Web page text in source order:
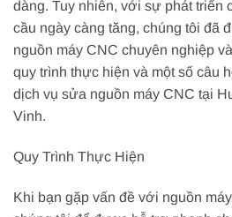
dàng. Tuy nhiên, với sự phát triển
cầu ngày càng tăng, chúng tôi đã
nguồn máy CNC chuyên nghiệp
quy trình thực hiện và một số câu
dịch vụ sửa nguồn máy CNC tại
Vinh.
Quy Trình Thực Hiện
Khi bạn gặp vấn đề với nguồn